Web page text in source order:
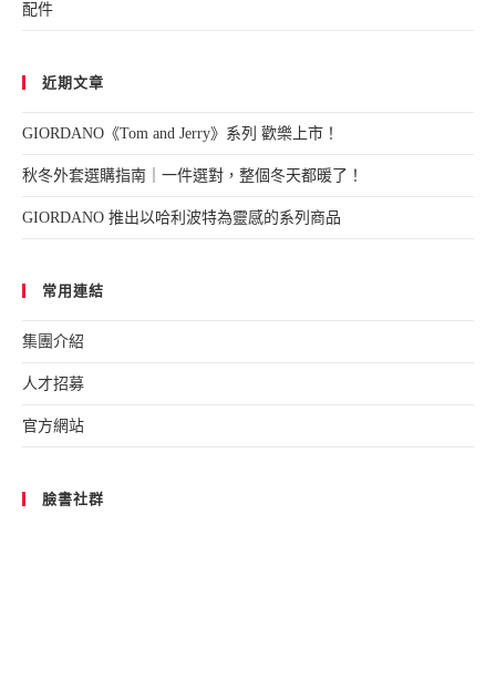
配件
近期文章
GIORDANO《Tom and Jerry》系列 歡樂上市！
秋冬外套選購指南｜一件選對，整個冬天都暖了！
GIORDANO 推出以哈利波特為靈感的系列商品
常用連結
集團介紹
人才招募
官方網站
臉書社群